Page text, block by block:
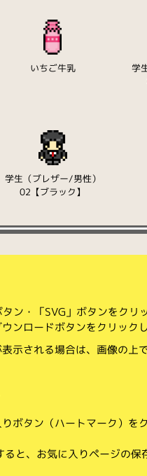
いちご牛乳
学
学生（ブレザー/男性）
02【ブラック】
ン・「SVG」ボタンをクリ
ンロードボタンをクリック
示される場合は、画像の
ボタン（ハートマーク）を
と、お気に入りページの保